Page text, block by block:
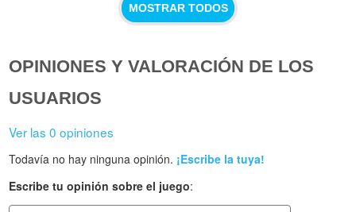
MOSTRAR TODOS
OPINIONES Y VALORACIÓN DE LOS
USUARIOS
Ver las 0 opiniones
Todavía no hay ninguna opinión. ¡Escribe la tuya!
Escribe tu opinión sobre el juego: